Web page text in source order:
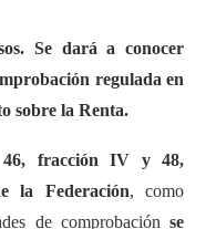
Se dará a conocer
regulada en
sobre la Renta.
46, fracción IV y 48,
la Federación, como
de comprobación se